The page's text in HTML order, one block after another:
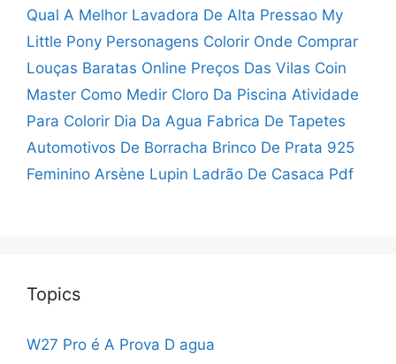
Qual A Melhor Lavadora De Alta Pressao My
Little Pony Personagens Colorir Onde Comprar
Louças Baratas Online Preços Das Vilas Coin
Master Como Medir Cloro Da Piscina Atividade
Para Colorir Dia Da Agua Fabrica De Tapetes
Automotivos De Borracha Brinco De Prata 925
Feminino Arsène Lupin Ladrão De Casaca Pdf
Topics
W27 Pro é A Prova D agua